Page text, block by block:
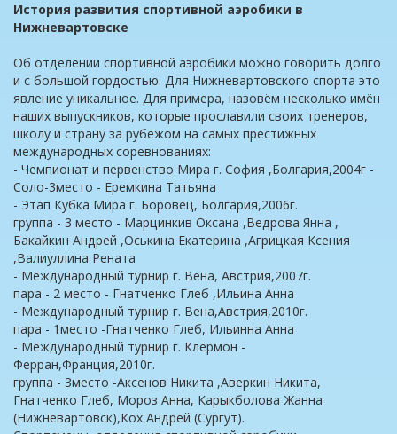
История развития спортивной аэробики в
Нижневартовске
Об отделении спортивной аэробики можно говорить долго
и с большой гордостью. Для Нижневартовского спорта это
явление уникальное. Для примера, назовём несколько имён
наших выпускников, которые прославили своих тренеров,
школу и страну за рубежом на самых престижных
международных соревнованиях:
- Чемпионат и первенство Мира г. София ,Болгария,2004г -
Соло-3место - Еремкина Татьяна
- Этап Кубка Мира г. Боровец, Болгария,2006г.
группа - 3 место - Марцинкив Оксана ,Ведрова Янна ,
Бакайкин Андрей ,Оськина Екатерина ,Агрицкая Ксения
,Валиуллина Рената
- Международный турнир г. Вена, Австрия,2007г.
пара - 2 место - Гнатченко Глеб ,Ильина Анна
- Международный турнир г. Вена,Австрия,2010г.
пара - 1место -Гнатченко Глеб, Ильинна Анна
- Международный турнир г. Клермон -
Ферран,Франция,2010г.
группа - 3место -Аксенов Никита ,Аверкин Никита,
Гнатченко Глеб, Мороз Анна, Карыкболова Жанна
(Нижневартовск),Кох Андрей (Сургут).